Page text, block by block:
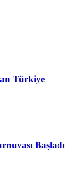
Türkiye
Başladı